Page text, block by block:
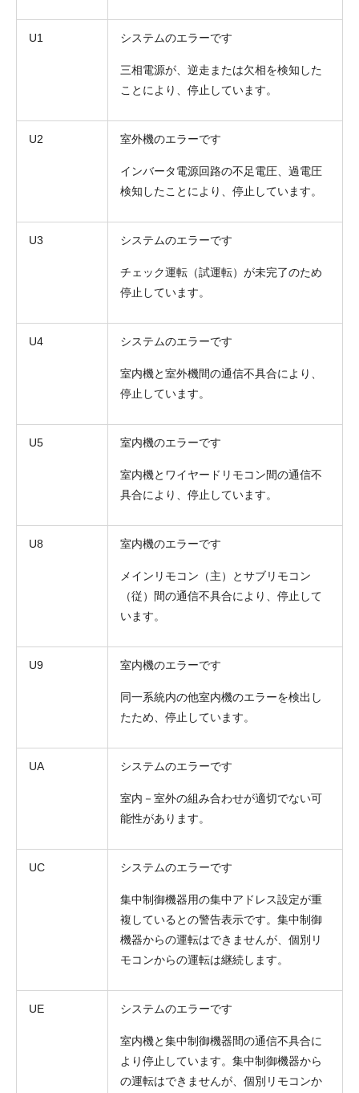
U1 システムのエラーです
三相電源が、逆走または欠相を検知した
ことにより、停止しています。
U2 室外機のエラーです
インバータ電源回路の不足電圧、過電圧
検知したことにより、停止しています。
U3 システムのエラーです
チェック運転（試運転）が未完了のため
停止しています。
U4 システムのエラーです
室内機と室外機間の通信不具合により、
停止しています。
U5 室内機のエラーです
室内機とワイヤードリモコン間の通信不
具合により、停止しています。
U8 室内機のエラーです
メインリモコン（主）とサブリモコン
（従）間の通信不具合により、停止して
います。
U9 室内機のエラーです
同一系統内の他室内機のエラーを検出し
たため、停止しています。
UA システムのエラーです
室内－室外の組み合わせが適切でない可
能性があります。
UC システムのエラーです
集中制御機器用の集中アドレス設定が重
複しているとの警告表示です。集中制御
機器からの運転はできませんが、個別リ
モコンからの運転は継続します。
UE システムのエラーです
室内機と集中制御機器間の通信不具合に
より停止しています。集中制御機器から
の運転はできませんが、個別リモコンか